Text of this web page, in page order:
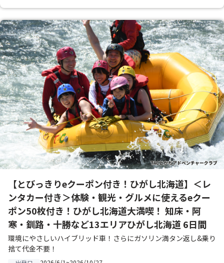
【とびっきりeクーポン付き！ひがし北海道】＜レ
ンタカー付き＞体験・観光・グルメに使えるeクー
ポン50枚付き！ひがし北海道大満喫！ 知床・阿
寒・釧路・十勝など13エリアひがし北海道 6日間
環境にやさしいハイブリッド車！さらにガソリン満タン返し&乗り
捨て代金不要！